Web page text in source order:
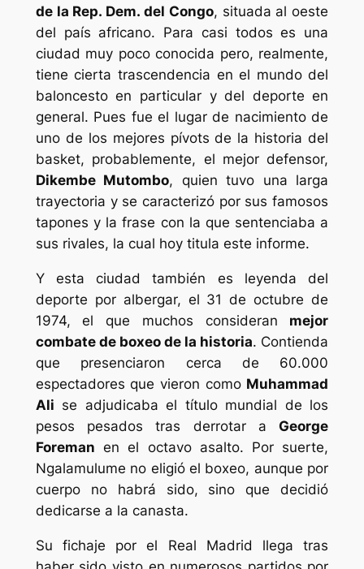
de la Rep. Dem. del Congo, situada al oeste
del país africano. Para casi todos es una
ciudad muy poco conocida pero, realmente,
tiene cierta trascendencia en el mundo del
baloncesto en particular y del deporte en
general. Pues fue el lugar de nacimiento de
uno de los mejores pívots de la historia del
basket, probablemente, el mejor defensor,
Dikembe Mutombo, quien tuvo una larga
trayectoria y se caracterizó por sus famosos
tapones y la frase con la que sentenciaba a
sus rivales, la cual hoy titula este informe.
Y esta ciudad también es leyenda del
deporte por albergar, el 31 de octubre de
1974, el que muchos consideran mejor
combate de boxeo de la historia. Contienda
que presenciaron cerca de 60.000
espectadores que vieron como Muhammad
Ali se adjudicaba el título mundial de los
pesos pesados tras derrotar aGeorge
Foreman en el octavo asalto. Por suerte,
Ngalamulume no eligió el boxeo, aunque por
cuerpo no habrá sido, sino que decidió
dedicarse a la canasta.
Su fichaje por el Real Madrid llega tras